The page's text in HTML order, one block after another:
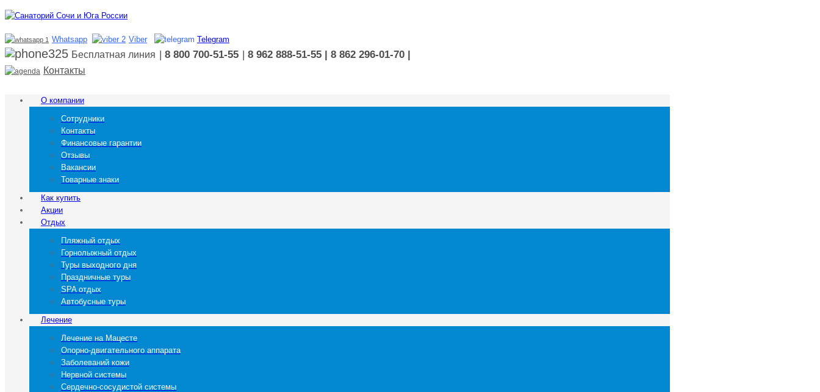
Whatsapp Viber Telegram
Бесплатная линия | 8 800 700-51-55 | 8 962 888-51-55 | 8 862 296-01-70 |
Контакты
О компании
Сотрудники
Контакты
Финансовые гарантии
Отзывы
Вакансии
Товарные знаки
Как купить
Акции
Отдых
Пляжный отдых
Горнолыжный отдых
Туры выходного дня
Праздничные туры
SPA отдых
Автобусные туры
Лечение
Лечение на Мацесте
Опорно-двигательного аппарата
Заболеваний кожи
Нервной системы
Сердечно-сосудистой системы